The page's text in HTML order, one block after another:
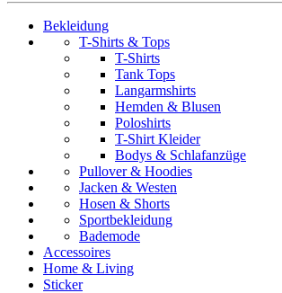
Bekleidung
T-Shirts & Tops
T-Shirts
Tank Tops
Langarmshirts
Hemden & Blusen
Poloshirts
T-Shirt Kleider
Bodys & Schlafanzüge
Pullover & Hoodies
Jacken & Westen
Hosen & Shorts
Sportbekleidung
Bademode
Accessoires
Home & Living
Sticker